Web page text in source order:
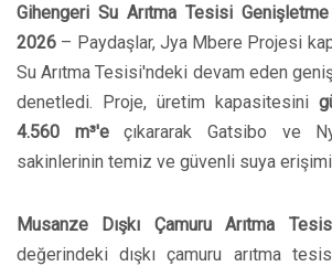
Gihengeri Su Arıtma Tesisi
2026 – Paydaşlar, Jya Mbere Projesi
Su Arıtma Tesisi'ndeki devam eden
denetledi. Proje, üretim kapasitesini
4.560 m³'eçıkararak Gatsibo ve
sakinlerinin temiz ve güvenli suya
Musanze Dışkı Çamuru Arıtma
değerindeki dışkı çamuru arıtma